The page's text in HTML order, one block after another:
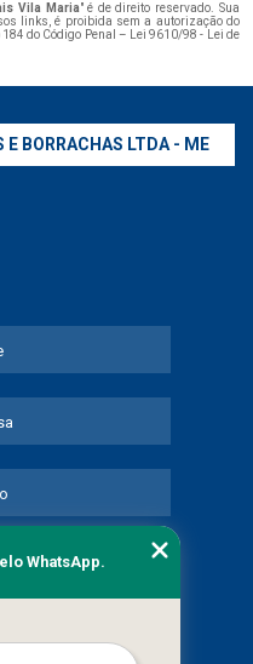
Vila Maria" é de direito reservado. Sua
links, é proibida sem a autorização do
do Código Penal – Lei 9610/98 - Lei de
BORRACHAS LTDA - ME
WhatsApp.